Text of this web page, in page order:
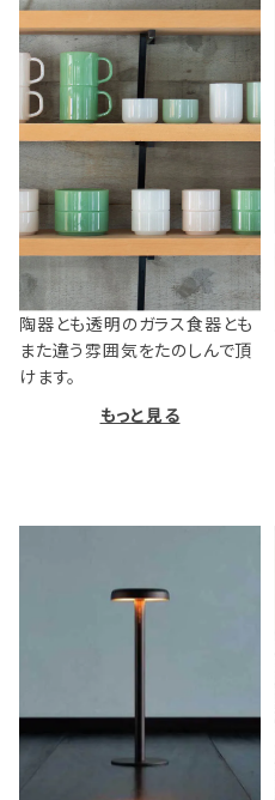
陶器とも透明のガラス食器とも
また違う雰囲気をたのしんで頂
けます。
もっと見る